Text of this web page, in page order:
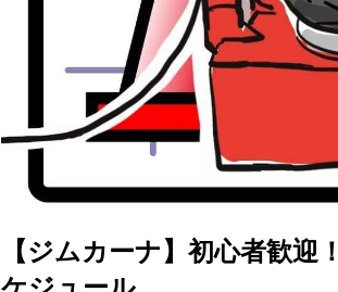
【ジムカーナ】初心者歓迎